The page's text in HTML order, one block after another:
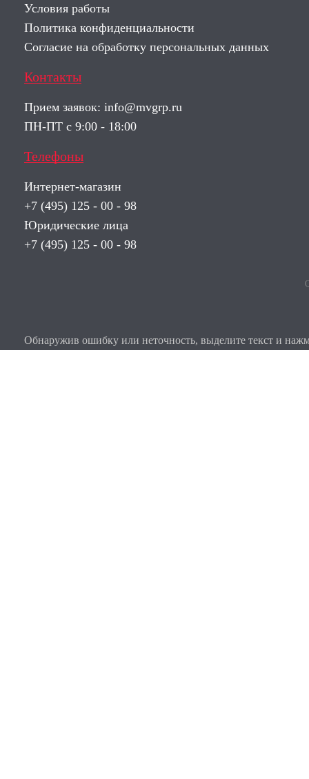
Условия работы
Политика конфиденциальности
Согласие на обработку персональных данных
Контакты
Прием заявок: info@mvgrp.ru
ПН-ПТ с 9:00 - 18:00
Телефоны
Интернет-магазин
+7 (495) 125 - 00 - 98
Юридические лица
+7 (495) 125 - 00 - 98
Обнаружив ошибку или неточность, выделите текст и